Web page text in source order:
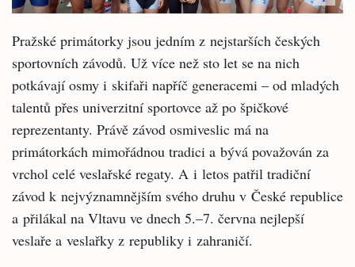
Pražské primátorky jsou jedním z nejstarších českých
sportovních závodů. Už více než sto let se na nich
potkávají osmy i skifaři napříč generacemi – od mladých
talentů přes univerzitní sportovce až po špičkové
reprezentanty. Právě závod osmiveslic má na
primátorkách mimořádnou tradici a bývá považován za
vrchol celé veslařské regaty. A i letos patřil tradiční
závod k nejvýznamnějším svého druhu v České republice
a přilákal na Vltavu ve dnech 5.–7. června nejlepší
veslaře a veslařky z republiky i zahraničí.